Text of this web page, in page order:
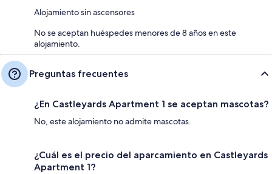
Alojamiento sin ascensores
No se aceptan huéspedes menores de 8 años en este
alojamiento.
Preguntas frecuentes
¿En Castleyards Apartment 1 se aceptan mascotas?
No, este alojamiento no admite mascotas.
¿Cuál es el precio del aparcamiento en Castleyards
Apartment 1?